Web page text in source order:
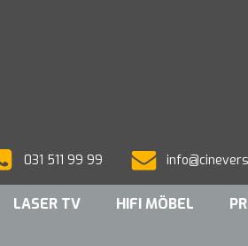
031 511 99 99
LASER TV HIFI MÖBEL